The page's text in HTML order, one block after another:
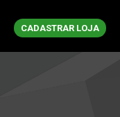
CADASTRAR LOJA